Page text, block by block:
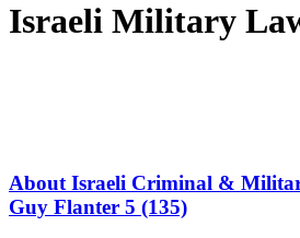
Israeli Military
About Israeli Criminal &
Guy Flanter 5 (135)